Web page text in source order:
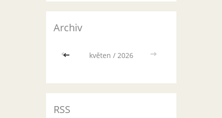
Archiv
<< květen / 2026 >>
RSS